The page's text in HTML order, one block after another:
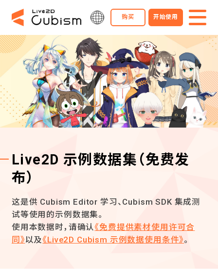
购买 开始使用
Live2D 示例数据集 （免费发
布）
这是供 Cubism Editor 学习、Cubism SDK 集成测
试等使用的示例数据集。
使用本数据时，请确认 《免费提供素材使用许可合
同》以及《Live2D Cubism 示例数据使用条件》。